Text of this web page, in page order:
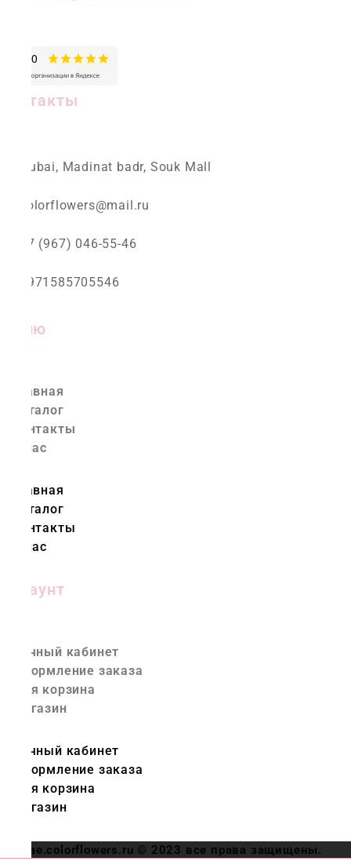
Контакты
Dubai, Madinat badr, Souk Mall
colorflowers@mail.ru
+7 (967) 046-55-46
+971585705546
Меню
Главная
Каталог
Контакты
О нас
Главная
Каталог
Контакты
О нас
Аккаунт
Личный кабинет
Оформление заказа
Моя корзина
Магазин
Личный кабинет
Оформление заказа
Моя корзина
Магазин
ae.colorflowers.ru © 2023 все права защищены.